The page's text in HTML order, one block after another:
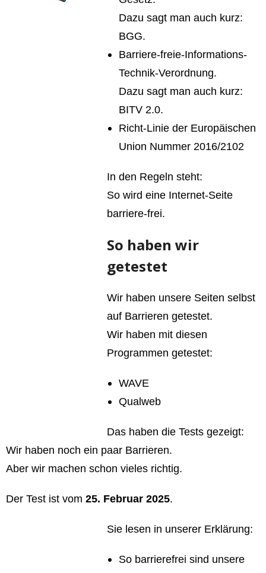
Dazu sagt man auch kurz:
BGG.
Barriere-freie-Informations-
Technik-Verordnung.
Dazu sagt man auch kurz:
BITV 2.0.
Richt-Linie der Europäischen
Union Nummer 2016/2102
In den Regeln steht:
So wird eine Internet-Seite
barriere-frei.
So haben wir
getestet
Wir haben unsere Seiten selbst
auf Barrieren getestet.
Wir haben mit diesen
Programmen getestet:
WAVE
Qualweb
Das haben die Tests gezeigt:
Wir haben noch ein paar Barrieren.
Aber wir machen schon vieles richtig.
Der Test ist vom 25. Februar 2025.
Sie lesen in unserer Erklärung:
So barrierefrei sind unsere